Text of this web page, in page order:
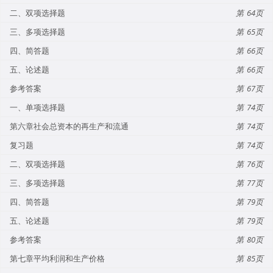
二、双项选择题
64
三、多项选择题
65
四、简答题
66
五、论述题
66
参考答案
67
一、单项选择题
74
第六章社会总资本的再生产和流通
74
复习题
74
二、双项选择题
76
三、多项选择题
77
四、简答题
79
五、论述题
79
参考答案
80
第七章平均利润和生产价格
85